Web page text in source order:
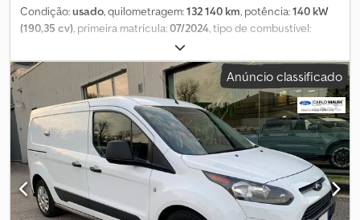
Condição:usado, quilometragem:132 140 km, potência:140 kW
(190,35 cv), primeira matrícula:07/2024, tipo de combustível:
795 kg
tipo de engrenagem:automático, classe de emissão:Euro 6,
suspensão:
aço, número de lugares:2 , Equipamento: ar
condicionado, direção assistida, As presentes informações não
constituem elemento contratual Credpfxozhcwro Am Uef
Anúncio classificado